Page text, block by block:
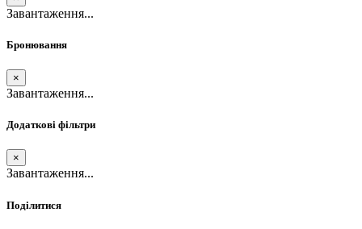
Завантаження...
Бронювання
×
Завантаження...
Додаткові фільтри
×
Завантаження...
Поділитися